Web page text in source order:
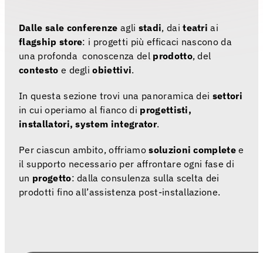
Dalle sale conferenze agli stadi, daiteatri ai
flagship store: i progetti più efficaci nascono da
una profonda conoscenza del prodotto, del
contesto e degliobiettivi.
In questa sezione trovi una panoramica dei settori
in cui operiamo al fianco di progettisti,
installatori, system integrator.
Per ciascun ambito, offriamosoluzioni complete e
il supporto necessario per affrontare ogni fase di
un progetto: dalla consulenza sulla scelta dei
prodotti fino all’assistenza post-installazione.